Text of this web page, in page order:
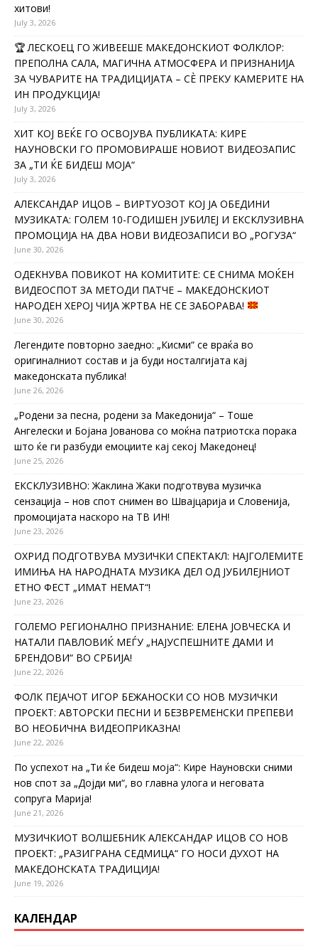
хитови!
July 3, 2026
🏆 ЛЕСКОЕЦ ГО ЖИВЕЕШЕ МАКЕДОНСКИОТ ФОЛКЛОР:
ПРЕПОЛНА САЛА, МАГИЧНА АТМОСФЕРА И ПРИЗНАНИЈА
ЗА ЧУВАРИТЕ НА ТРАДИЦИЈАТА – СÈ ПРЕКУ КАМЕРИТЕ НА
ИН ПРОДУКЦИЈА!
July 3, 2026
ХИТ КОЈ ВЕЌЕ ГО ОСВОЈУВА ПУБЛИКАТА: КИРЕ
НАУНОВСКИ ГО ПРОМОВИРАШЕ НОВИОТ ВИДЕОЗАПИС
ЗА „ТИ ЌЕ БИДЕШ МОЈА“
July 3, 2026
АЛЕКСАНДАР ИЦОВ – ВИРТУОЗОТ КОЈ ЈА ОБЕДИНИ
МУЗИКАТА: ГОЛЕМ 10-ГОДИШЕН ЈУБИЛЕЈ И ЕКСКЛУЗИВНА
ПРОМОЦИЈА НА ДВА НОВИ ВИДЕОЗАПИСИ ВО „РОГУЗА“
June 30, 2026
ОДЕКНУВА ПОВИКОТ НА КОМИТИТЕ: СЕ СНИМА МОЌЕН
ВИДЕОСПОТ ЗА МЕТОДИ ПАТЧЕ – МАКЕДОНСКИОТ
НАРОДЕН ХЕРОЈ ЧИЈА ЖРТВА НЕ СЕ ЗАБОРАВА!
June 30, 2026
Легендите повторно заедно: „Кисми“ се враќа во
оригиналниот состав и ја буди носталгијата кај
македонската публика!
June 26, 2026
„Родени за песна, родени за Македонија“ – Тоше
Ангелески и Бојана Јованова со моќна патриотска порака
што ќе ги разбуди емоциите кај секој Македонец!
June 25, 2026
ЕКСКЛУЗИВНО: Жаклина Жаки подготвува музичка
сензација – нов спот снимен во Швајцарија и Словенија,
промоцијата наскоро на ТВ ИН!
June 23, 2026
ОХРИД ПОДГОТВУВА МУЗИЧКИ СПЕКТАКЛ: НАЈГОЛЕМИТЕ
ИМИЊА НА НАРОДНАТА МУЗИКА ДЕЛ ОД ЈУБИЛЕЈНИОТ
ЕТНО ФЕСТ „ИМАТ НЕМАТ“!
June 23, 2026
ГОЛЕМО РЕГИОНАЛНО ПРИЗНАНИЕ: ЕЛЕНА ЈОВЧЕСКА И
НАТАЛИ ПАВЛОВИЌ МЕЃУ „НАЈУСПЕШНИТЕ ДАМИ И
БРЕНДОВИ“ ВО СРБИЈА!
June 22, 2026
ФОЛК ПЕЈАЧОТ ИГОР БЕЖАНОСКИ СО НОВ МУЗИЧКИ
ПРОЕКТ: АВТОРСКИ ПЕСНИ И БЕЗВРЕМЕНСКИ ПРЕПЕВИ
ВО НЕОБИЧНА ВИДЕОПРИКАЗНА!
June 22, 2026
По успехот на „Ти ќе бидеш моја“: Кире Науновски сними
нов спот за „Дојди ми“, во главна улога и неговата
сопруга Марија!
June 21, 2026
МУЗИЧКИОТ ВОЛШЕБНИК АЛЕКСАНДАР ИЦОВ СО НОВ
ПРОЕКТ: „РАЗИГРАНА СЕДМИЦА“ ГО НОСИ ДУХОТ НА
МАКЕДОНСКАТА ТРАДИЦИЈА!
June 19, 2026
КАЛЕНДАР